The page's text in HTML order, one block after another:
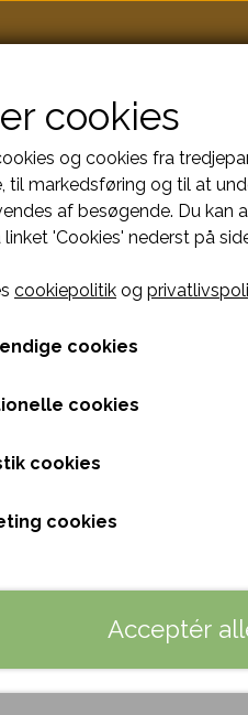
Web-96
fra planter der har et
til pandekager, yogurt,
sødme med noter af
+
cookies
og cookies fra
til markedsføring og til at
af besøgende. Du kan
'Cookies' nederst på
cookiepolitik og
cookies
cookies
cookies
cookies
Acceptér